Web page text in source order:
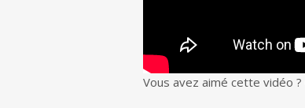
Vous avez aimé cette vidéo ?